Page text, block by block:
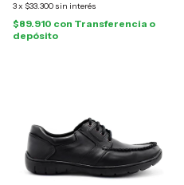
3x $33.300 sin interés
$89.910 con Transferencia o
depósito